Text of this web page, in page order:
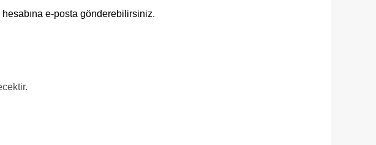
hesabına e-posta gönderebilirsiniz.